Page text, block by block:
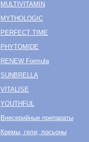
MULTIVITAMIN
MYTHOLOGIC
PERFECT TIME
PHYTOMIDE
RENEW Formula
SUNBRELLA
VITALISE
YOUTHFUL
Внесерийные препараты
Кремы, гели, лосьоны